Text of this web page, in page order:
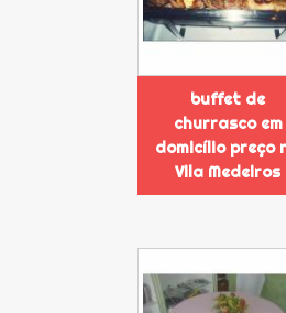
buffet de
churrasco em
domicílio preço
Vila Medeiros